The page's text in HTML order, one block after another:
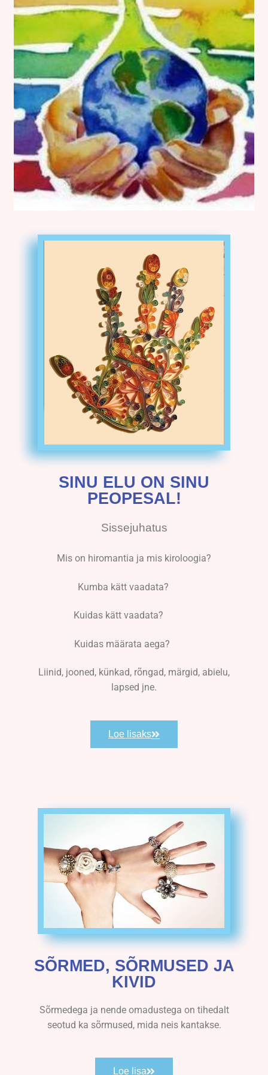
Kontakt
SINU ELU ON SINU
PEOPESAL!
Sissejuhatus
Mis on hiromantia ja mis kiroloogia?
Kumba kätt vaadata?
Kuidas kätt vaadata?
Kuidas määrata aega?
Liinid, jooned, künkad, rõngad, märgid, abielu,
lapsed jne.
Loe lisaks
SÕRMED, SÕRMUSED JA
KIVID
Sõrmedega ja nende omadustega on tihedalt
seotud ka sõrmused, mida neis kantakse.
Loe lisa